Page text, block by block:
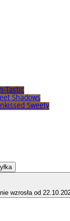
Tastic
Shadows
Sweety
wzrosła od